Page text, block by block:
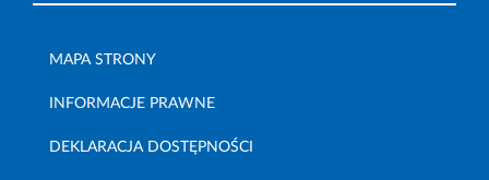
MAPA STRONY
INFORMACJE PRAWNE
DEKLARACJA DOSTĘPNOŚCI